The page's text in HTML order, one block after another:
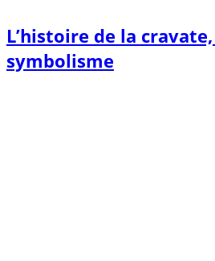
L’histoire de la
symbolisme